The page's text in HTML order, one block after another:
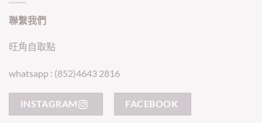
聯繫我們
旺角自取點
whatsapp : (852)4643 2816
INSTAGRAM FACEBOOK